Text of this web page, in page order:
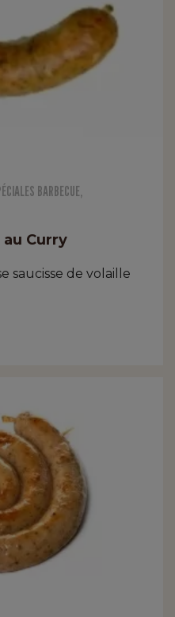
BARBECUE
au Curry
saucisse de volaille